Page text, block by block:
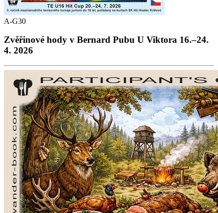
A-G30
Zvěřinové hody v Bernard Pubu U Viktora 16.–24.
4. 2026